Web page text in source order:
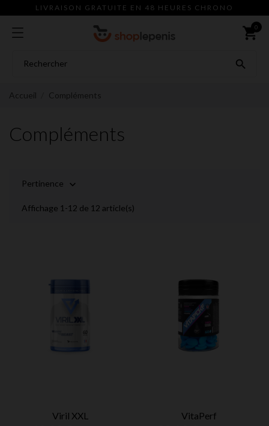
LIVRAISON GRATUITE EN 48 HEURES CHRONO
shopping_cart
0

Accueil Compléments
Compléments
Pertinence 
Affichage 1-12 de 12 article(s)
Viril XXL VitaPerf